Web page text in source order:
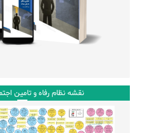
نقشه نظام رفاه و تامین